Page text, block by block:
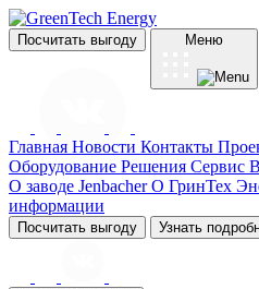
Посчитать выгоду Меню
Главная Новости Контакты
Оборудование Решения Сервис
О заводе Jenbacher О ГринТех
информации
Посчитать выгоду Узнать